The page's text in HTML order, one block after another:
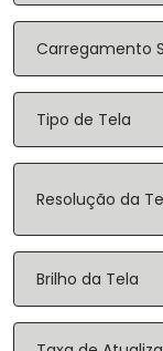
Carregamento
Tipo de Tela
Resolução da
Brilho da Tela